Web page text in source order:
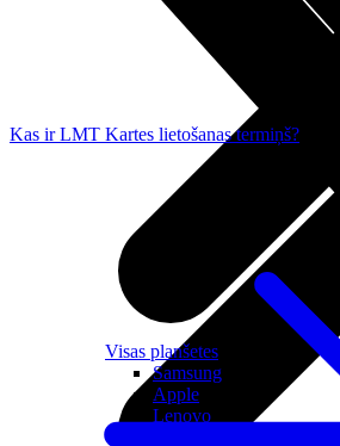
Visas planšetes
Samsung
Apple
Lenovo
Kas ir LMT Kartes lietošanas termiņš?